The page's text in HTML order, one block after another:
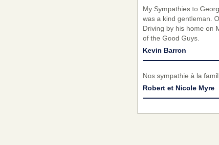
My Sympathies to
was a kind gentleman.
Driving by his home on
of the Good Guys.
Kevin Barron
Nos sympathie à la
Robert et Nicole Myre